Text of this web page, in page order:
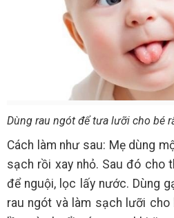
Dùng rau ngót để tưa lưỡi cho bé
Cách làm như sau: Mẹ dùng
sạch rồi xay nhỏ. Sau đó cho
để nguội, lọc lấy nước. Dùng
rau ngót và làm sạch lưỡi